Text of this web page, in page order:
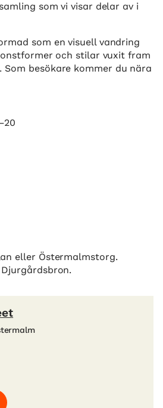
som vi visar delar av i
som en visuell vandring
och stilar vuxit fram
besökare kommer du nära
eller Östermalmstorg.